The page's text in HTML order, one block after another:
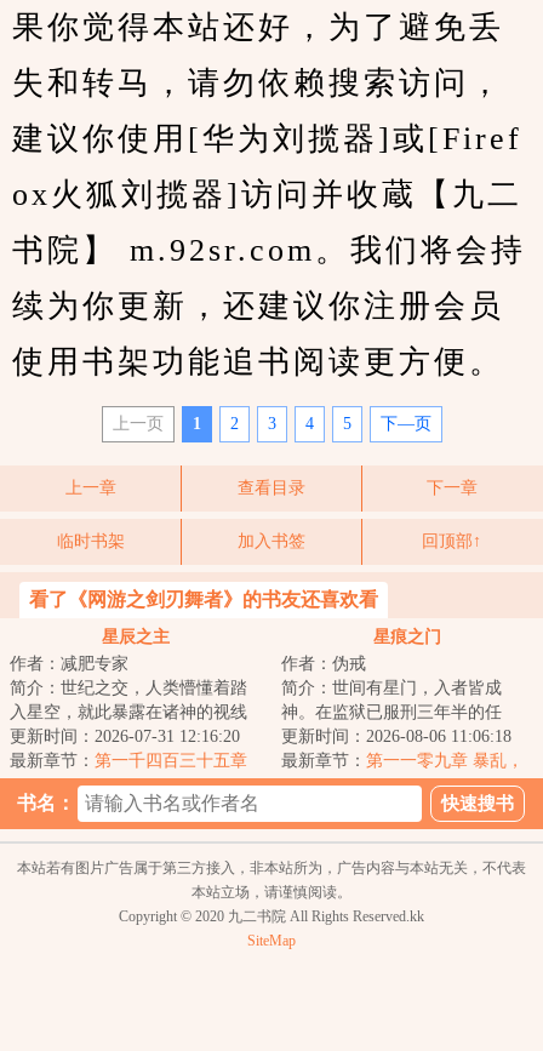
果你觉得本站还好，为了避免丢
失和转马，请勿依赖搜索访问，
建议你使用[华为刘揽器]或[Firef
ox火狐刘揽器]访问并收蔵【九二
书院】 m.92sr.com。我们将会持
续为你更新，还建议你注册会员
使用书架功能追书阅读更方便。
上一页 1 2 3 4 5 下—页
上一章 查看目录 下一章
临时书架 加入书签 回顶部↑
看了《网游之剑刃舞者》的书友还喜欢看
星辰之主
作者：减肥专家
简介：世纪之交，人类懵懂着踏
入星空，就此暴露在诸神的视线
之下。少年罗南背负着祖父的罪
孽，走出实验室...
更新时间：2026-07-31 12:16:20
最新章节： 第一千四百三十五章
四连星（下）
星痕之门
作者：伪戒
简介：世间有星门，入者皆成
神。在监狱已服刑三年半的任
也，突然被一位神秘人接见。对
方说：“如果你愿意...
更新时间：2026-08-06 11:06:18
最新章节： 第一一零九章 暴乱，
灯下黑之计
书名：
本站若有图片广告属于第三方接入，非本站所为，广告内容与本站无关，不代表
本站立场，请谨慎阅读。
Copyright © 2020 九二书院 All Rights Reserved.kk
SiteMap